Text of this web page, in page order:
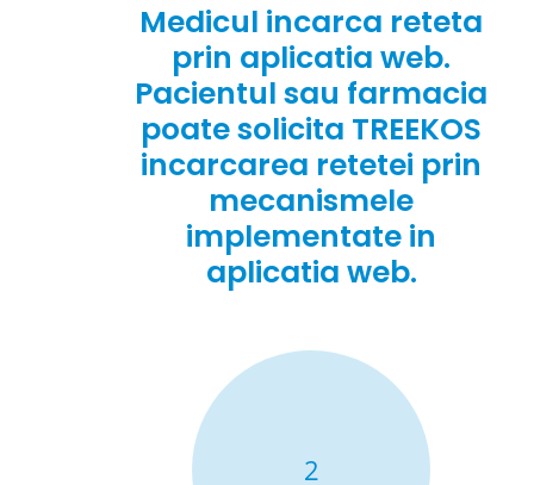
Medicul incarca reteta
prin aplicatia web.
Pacientul sau farmacia
poate solicita TREEKOS
incarcarea retetei prin
mecanismele
implementate in
aplicatia web.
2